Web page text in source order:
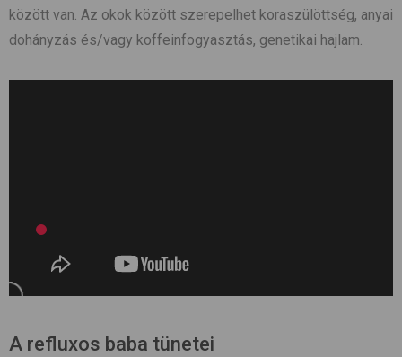
között van. Az okok között szerepelhet koraszülöttség, anyai
dohányzás és/vagy koffeinfogyasztás, genetikai hajlam.
A refluxos baba tünetei